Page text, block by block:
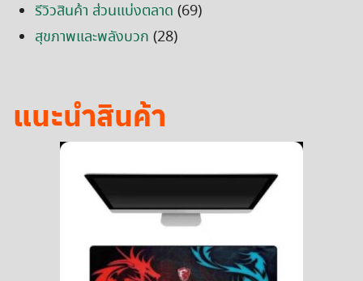
รีวิวสินค้า ส่วนแบ่งตลาด (69)
สุขภาพและพลังบวก (28)
แนะนำสินค้า